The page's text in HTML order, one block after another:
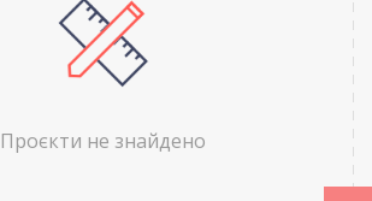
Проєкти не знайдено